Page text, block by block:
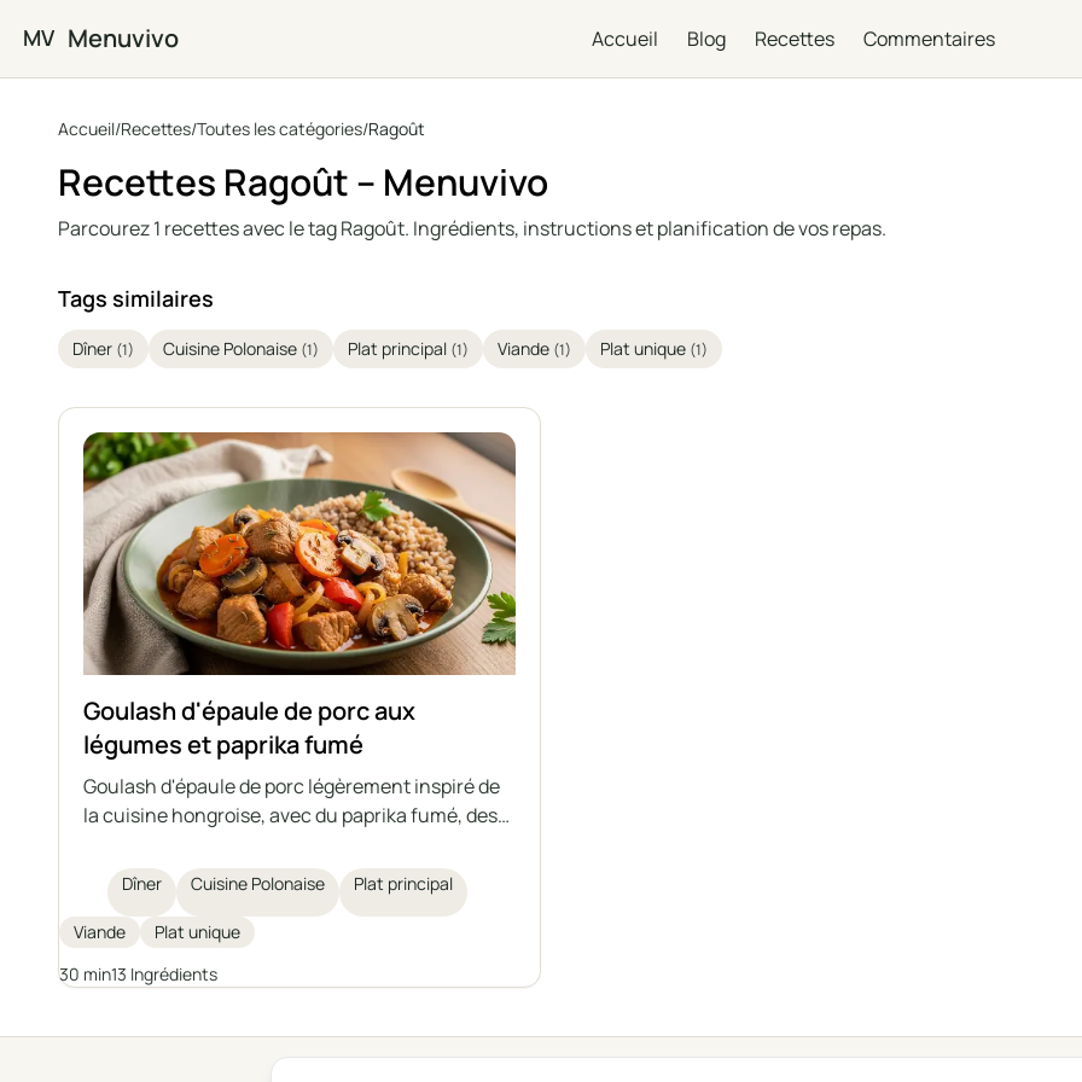
Passer au contenu principal
MV Menuvivo Accueil Blog Recettes Commentaires
Accueil/Recettes/Toutes les catégories/Ragoût
Recettes Ragoût – Menuvivo
Parcourez 1 recettes avec le tag Ragoût. Ingrédients, instructions et planification de vos repas.
Tags similaires
Dîner (1) Cuisine Polonaise (1) Plat principal (1) Viande (1) Plat unique (1)
Goulash d'épaule de porc aux
légumes et paprika fumé
Goulash d'épaule de porc légèrement inspiré de
la cuisine hongroise, avec du paprika fumé, des
riche en arômes, idéal pour un déjeuner rapide et
copieux. Délicieux servi avec du sarrasin, des
pommes de terre ou des quenelles.
Dîner Cuisine Polonaise Plat principal
Viande
Plat unique
30 min13 Ingrédients
← Toutes les catégories